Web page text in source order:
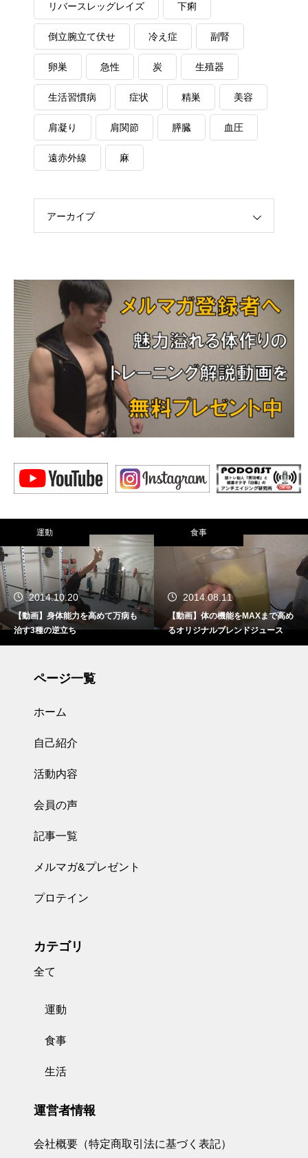
リバースレッグレイズ 下痢
倒立腕立て伏せ 冷え症 副腎
卵巣 急性 炭 生殖器
生活習慣病 症状 精巣 美容
肩凝り 肩関節 膵臓 血圧
遠赤外線 麻
アーカイブ
運動
2014.10.20
【動画】身体能力を高めて万病も
治す3種の逆立ち
食事
2014.08.11
【動画】体の機能をMAXまで高め
るオリジナルブレンドジュース
ページ一覧
ホーム
自己紹介
活動内容
会員の声
記事一覧
メルマガ&プレゼント
プロテイン
カテゴリ
全て
運動
食事
生活
運営者情報
会社概要（特定商取引法に基づく表記）